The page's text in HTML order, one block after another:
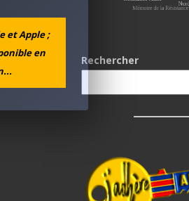
et Apple ;
en
Rechercher